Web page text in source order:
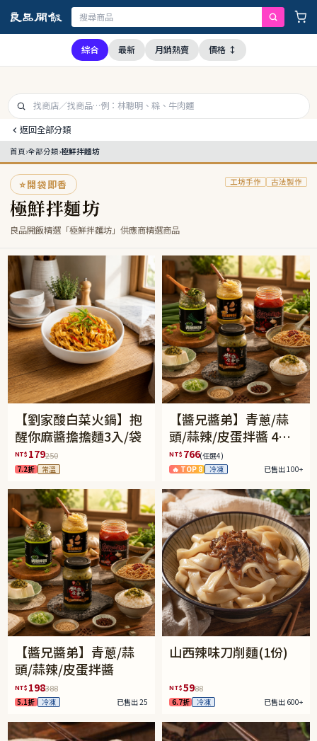
本公司全品項與上游供應商均未採用問題油品，請安心購買食用
綜合 最新 月銷熱賣 價格 ↕
返回全部分類
首頁›全部分類›極鮮拌麵坊
⭐開袋即香
極鮮拌麵坊
良品開飯精選「極鮮拌麵坊」供應商精選商品
工坊手作 古法製作
【劉家酸白菜火鍋】抱
醒你麻醬擔擔麵3入/袋
NT$ 179250
7.2折 常溫
【醬兄醬弟】青蔥/蒜
頭/蒜辣/皮蛋拌醬 4件
任選(免運組)
NT$ 766(任選4)
🔥 TOP 8
冷凍 已售出 100+
【醬兄醬弟】青蔥/蒜
頭/蒜辣/皮蛋拌醬
NT$ 198388
5.1折 冷凍 已售出 25
山西辣味刀削麵(1份)
NT$5988
6.7折 冷凍 已售出 600+